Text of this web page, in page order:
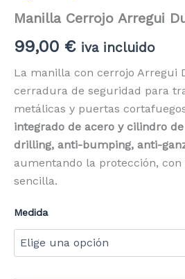
Manilla Cerrojo Arregui
99,00 € iva incluido
La manilla con cerrojo Arregui
cerradura de seguridad para
metálicas y puertas
integrado de acero y cilindro
drilling, anti-bumping, anti-
aumentando la protección,
sencilla.
Medida